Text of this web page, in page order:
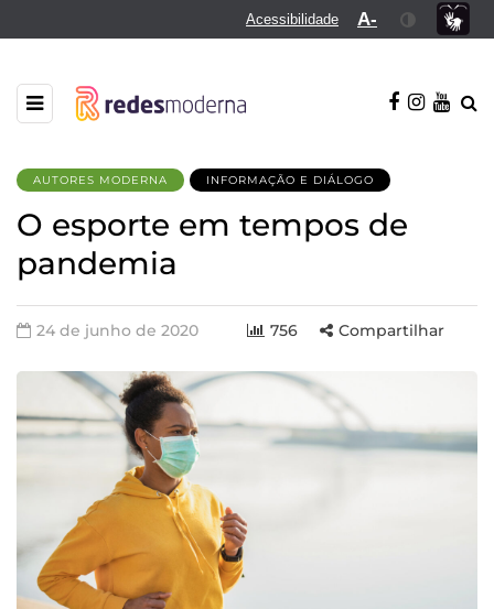
Acessibilidade A-
AUTORES MODERNA INFORMAÇÃO E DIÁLOGO
O esporte em tempos de
pandemia
24 de junho de 2020 756 Compartilhar